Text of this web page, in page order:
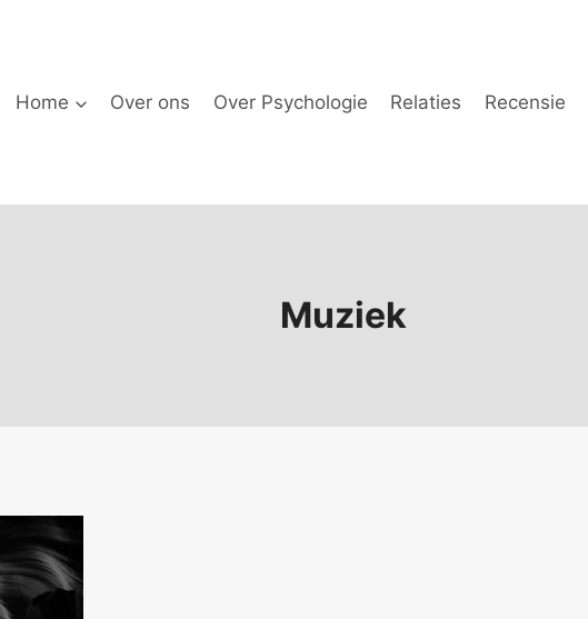
Home Over ons Over Psychologie Relaties Recensie
Muziek